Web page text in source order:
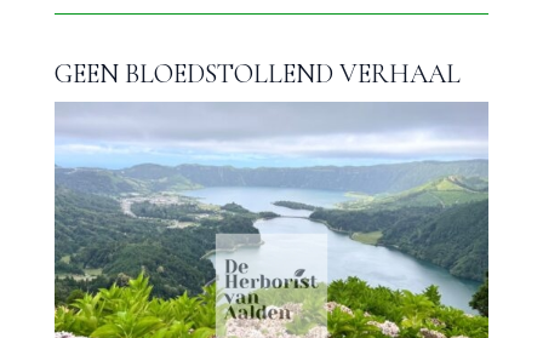
GEEN BLOEDSTOLLEND VERHAAL